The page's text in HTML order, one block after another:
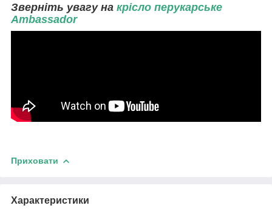
Зверніть увагу на крісло перукарське
Ambassador
Приховати
Характеристики